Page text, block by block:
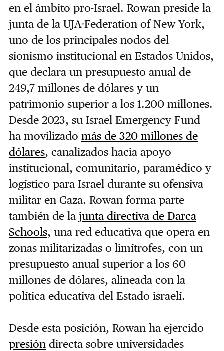
en el ámbito pro-Israel. Rowan preside la
junta de la UJA-Federation of New York,
uno de los principales nodos del
sionismo institucional en Estados Unidos,
que declara un presupuesto anual de
249,7 millones de dólares y un
patrimonio superior a los 1.200 millones.
Desde 2023, su Israel Emergency Fund
ha movilizado más de 320 millones de
dólares, canalizados hacia apoyo
institucional, comunitario, paramédico y
logístico para Israel durante su ofensiva
militar en Gaza. Rowan forma parte
también de la junta directiva de Darca
Schools, una red educativa que opera en
zonas militarizadas o limítrofes, con un
presupuesto anual superior a los 60
millones de dólares, alineada con la
política educativa del Estado israelí.
Desde esta posición, Rowan ha ejercido
presión directa sobre universidades